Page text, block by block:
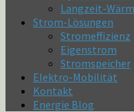
Langzeit-
Strom-Lösungen
Stromeffizienz
Eigenstrom
Stromspeicher
Elektro-Mobilität
Kontakt
Energie Blog